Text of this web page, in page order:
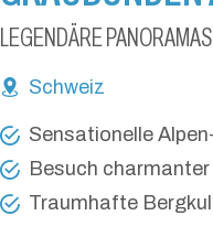
LEGENDÄRE
Schweiz
Sensationelle
Besuch
Traumhafte